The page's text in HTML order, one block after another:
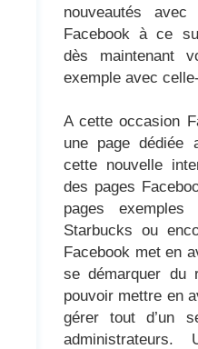
nouveautés
Facebook à ce
dès maintenant
exemple avec
A cette occasion
une page dédiée
cette nouvelle
des pages
pages
Starbucks ou
Facebook met en
se démarquer du
pouvoir mettre en
gérer tout d’un